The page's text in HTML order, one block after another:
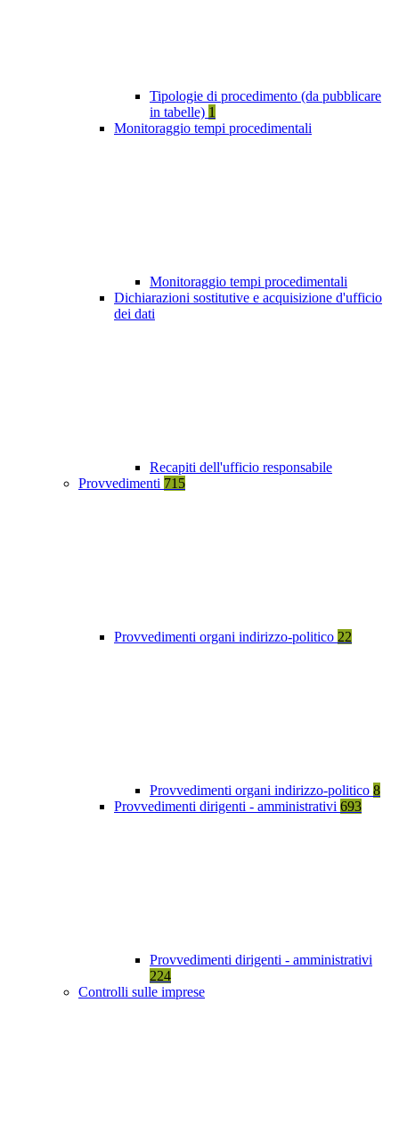
Tipologie di procedimento (da pubblicare
in tabelle) 1
Monitoraggio tempi procedimentali
Monitoraggio tempi procedimentali
Dichiarazioni sostitutive e acquisizione d'ufficio
dei dati
Recapiti dell'ufficio responsabile
Provvedimenti 715
Provvedimenti organi indirizzo-politico 22
Provvedimenti organi indirizzo-politico 8
Provvedimenti dirigenti - amministrativi 693
Provvedimenti dirigenti - amministrativi
224
Controlli sulle imprese